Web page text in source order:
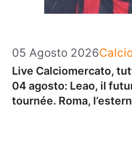
05 Agosto 2026
Live Calciomercato,
04 agosto: Leao, il
tournée. Roma,